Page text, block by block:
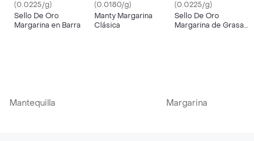
(0.0225/g)
Sello De Oro
Margarina en Barra
(0.0180/g)
Manty Margarina
Clásica
(0.0225/g)
Sello De Oro
Margarina de Grasa
Mantequilla Margarina